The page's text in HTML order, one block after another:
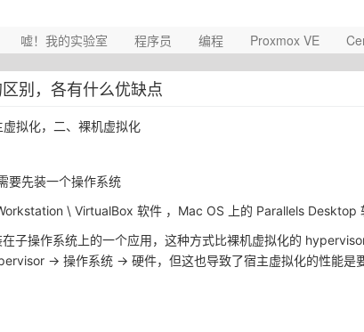
嘘！我的实验室 程序员 编程 Proxmox VE
别，各有什么优缺点
拟化，二、裸机虚拟化
要先装一个操作系统
\ VirtualBox 软件 ，Mac OS 上的 Parallels Desktop
子操作系统上的一个应用，这种方式比裸机虚拟化的
-> 操作系统 -> 硬件，但这也导致了宿主虚拟化的性能是